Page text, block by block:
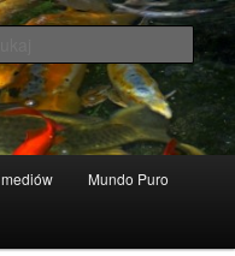
Mundo Puro